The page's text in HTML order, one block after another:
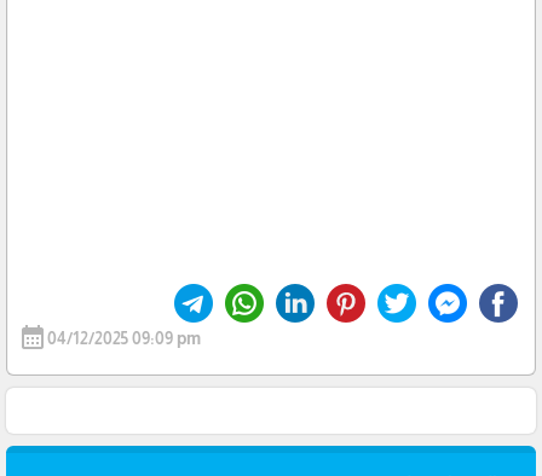
calendar_month04/12/2025 09:09 pm